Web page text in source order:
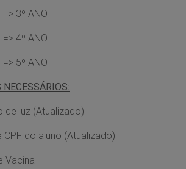
3º ANO
4º ANO
5º ANO
de luz (Atualizado)
CPF do aluno (Atualizado)
Vacina